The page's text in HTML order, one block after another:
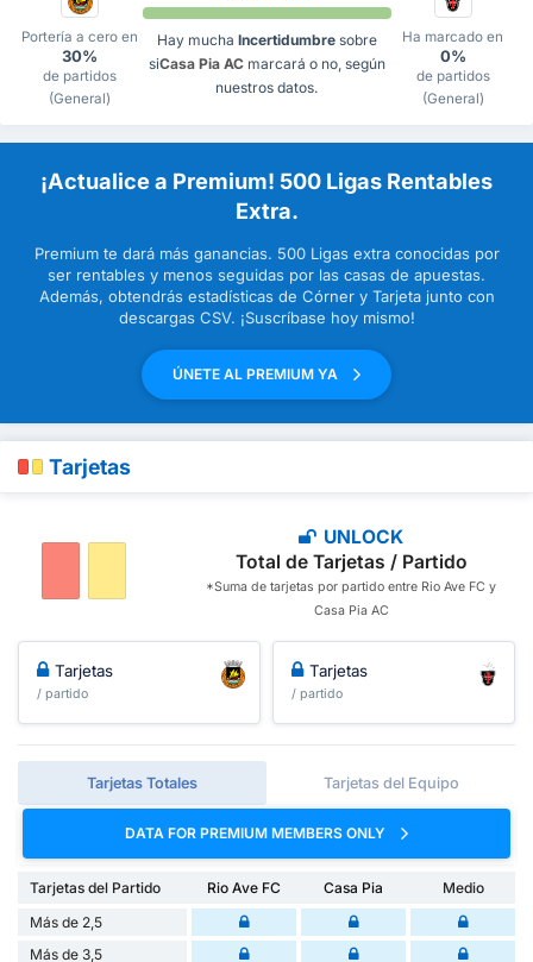
Portería a cero en
30%
de partidos
(General)
Hay mucha Incertidumbresobre
siCasa Pia ACmarcará o no, según
nuestros datos.
Ha marcado en
0%
de partidos
(General)
¡Actualice a Premium! 500 Ligas Rentables
Extra.
Premium te dará más ganancias. 500 Ligas extra conocidas por
ser rentables y menos seguidas por las casas de apuestas.
Además, obtendrás estadísticas de Córner y Tarjeta junto con
descargas CSV. ¡Suscríbase hoy mismo!
ÚNETE AL PREMIUM YA
Tarjetas
UNLOCK
Total de Tarjetas / Partido
*Suma de tarjetas por partido entre Rio Ave FC y
Casa Pia AC
Tarjetas
/ partido
Tarjetas
/ partido
Tarjetas Totales Tarjetas del Equipo
DATA FOR PREMIUM MEMBERS ONLY
Tarjetas del Partido Rio Ave FC Casa Pia
Medio
Más de 2,5
Más de 3,5